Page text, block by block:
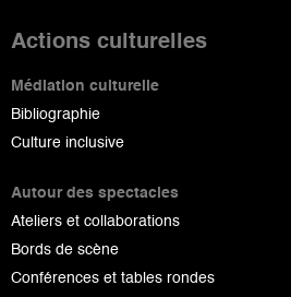
Actions culturelles
Médiation culturelle
Bibliographie
Culture inclusive
Autour des spectacles
Ateliers et collaborations
Bords de scène
Conférences et tables rondes